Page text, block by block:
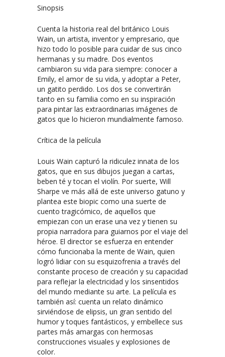
Sinopsis
Cuenta la historia real del británico Louis
Wain, un artista, inventor y empresario, que
hizo todo lo posible para cuidar de sus cinco
hermanas y su madre. Dos eventos
cambiaron su vida para siempre: conocer a
Emily, el amor de su vida, y adoptar a Peter,
un gatito perdido. Los dos se convertirán
tanto en su familia como en su inspiración
para pintar las extraordinarias imágenes de
gatos que lo hicieron mundialmente famoso.
Crítica de la película
Louis Wain capturó la ridiculez innata de los
gatos, que en sus dibujos juegan a cartas,
beben té y tocan el violín. Por suerte, Will
Sharpe ve más allá de este universo gatuno y
plantea este biopic como una suerte de
cuento tragicómico, de aquellos que
empiezan con un erase una vez y tienen su
propia narradora para guiarnos por el viaje del
héroe. El director se esfuerza en entender
cómo funcionaba la mente de Wain, quien
logró lidiar con su esquizofrenia a través del
constante proceso de creación y su capacidad
para reflejar la electricidad y los sinsentidos
del mundo mediante su arte. La película es
también así: cuenta un relato dinámico
sirviéndose de elipsis, un gran sentido del
humor y toques fantásticos, y embellece sus
partes más amargas con hermosas
construcciones visuales y explosiones de
color.